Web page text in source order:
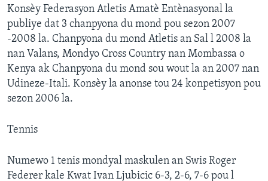
Konsèy Federasyon Atletis Amatè Entènasyonal la
publiye dat 3 chanpyona du mond pou sezon 2007
-2008 la. Chanpyona du mond Atletis an Sal l 2008 la
nan Valans, Mondyo Cross Country nan Mombassa o
Kenya ak Chanpyona du mond sou wout la an 2007 nan
Udineze-Itali. Konsèy la anonse tou 24 konpetisyon pou
sezon 2006 la.
Tennis
Numewo 1 tenis mondyal maskulen an Swis Roger
Federer kale Kwat Ivan Ljubicic 6-3, 2-6, 7-6 pou l